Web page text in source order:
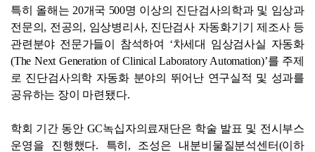
특히 올해는 20개국 500명 이상의 진단검사의학과 및 임상과
전문의, 전공의, 임상병리사, 진단검사 자동화기기 제조사 등
관련분야 전문가들이 참석하여 ‘차세대 임상검사실 자동화
(The Next Generation of Clinical Laboratory Automation)’를 주제
로 진단검사의학 자동화 분야의 뛰어난 연구실적 및 성과를
공유하는 장이 마련됐다.
학회 기간 동안 GC녹십자의료재단은 학술 발표 및 전시부스
운영을 진행했다. 특히, 조성은 내분비물질분석센터(이하